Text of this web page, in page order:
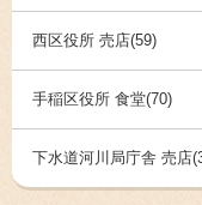
西区役所 売店(59)
手稲区役所 食堂(70)
下水道河川局庁舎 売店